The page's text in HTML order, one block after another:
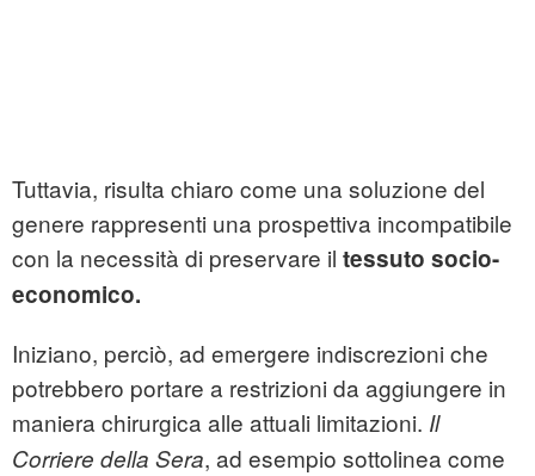
Tuttavia, risulta chiaro come una soluzione del
genere rappresenti una prospettiva incompatibile
con la necessità di preservare il tessuto socio-
economico.
Iniziano, perciò, ad emergere indiscrezioni che
potrebbero portare a restrizioni da aggiungere in
maniera chirurgica alle attuali limitazioni. Il
Corriere della Sera, ad esempio sottolinea come